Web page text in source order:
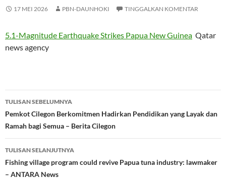
17 MEI 2026 PBN-DAUNHOKI TINGGALKAN KOMENTAR
5.1-Magnitude Earthquake Strikes Papua New Guinea Qatar
news agency
Navigasi
Tulisan
TULISAN SEBELUMNYA
Pemkot Cilegon Berkomitmen Hadirkan Pendidikan yang Layak dan
Ramah bagi Semua – Berita Cilegon
TULISAN SELANJUTNYA
Fishing village program could revive Papua tuna industry: lawmaker
– ANTARA News